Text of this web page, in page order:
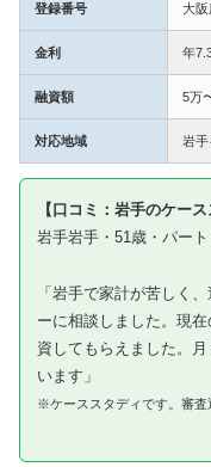
登録番号 大阪
金利 年
融資額 5万
対応地域 岩手
【口コミ：岩手のケース
岩手岩手・51歳・パー
「岩手で家計が苦しく
ーに相談しました。現
資してもらえました。
います」
※ケーススタディです。審査